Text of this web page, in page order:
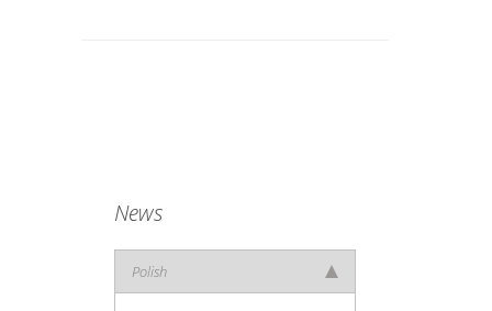
News
Polish